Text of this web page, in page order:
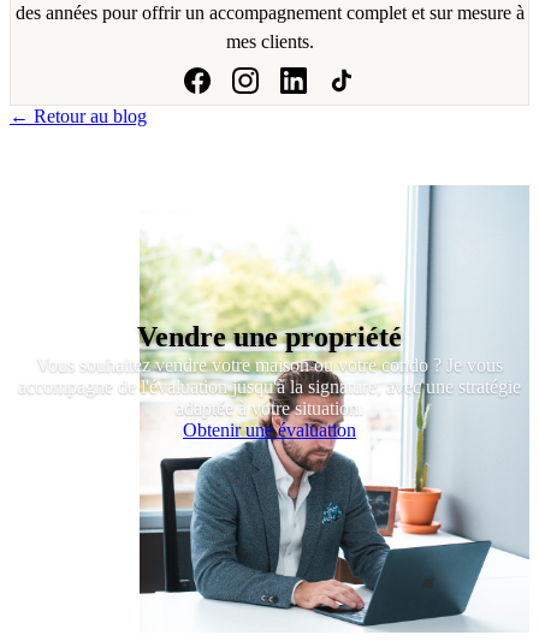
des années pour offrir un accompagnement complet et sur mesure à
mes clients.
← Retour au blog
Vendre une propriété
Vous souhaitez vendre votre maison ou votre condo ? Je vous
accompagne de l'évaluation jusqu'à la signature, avec une stratégie
adaptée à votre situation.
Obtenir une évaluation